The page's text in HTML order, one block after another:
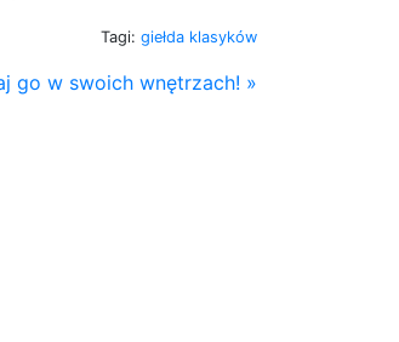
Tagi: giełda klasyków
go w swoich wnętrzach! »